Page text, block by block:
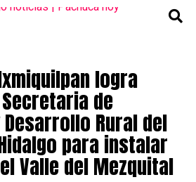
logra
de
Rural del
para instalar
Valle del Mezquital